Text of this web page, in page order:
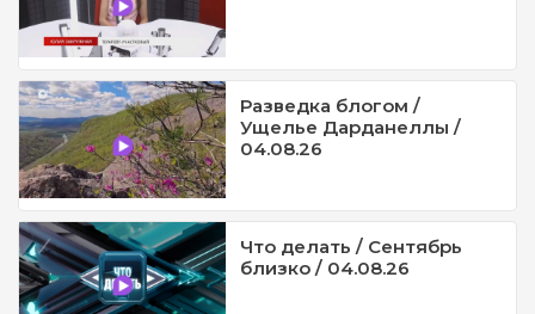
Разведка блогом /
Ущелье Дарданеллы /
04.08.26
Что делать / Сентябрь
близко / 04.08.26